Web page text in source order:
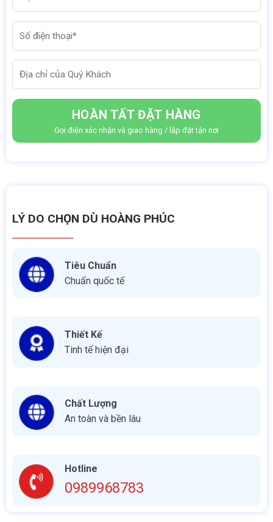
Gọi điện xác nhận và giao hàng / lắp đặt tận nơi
LÝ DO CHỌN DÙ HOÀNG PHÚC
Tiêu Chuẩn
Chuẩn quốc tế
Thiết Kế
Tinh tế hiện đại
Chất Lượng
An toàn và bền lâu
Hotline
0989968783